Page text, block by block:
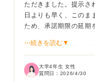
ただきました。提示さ
日よりも早く、このま
ため、承諾期限の延期
企業に対して期限の延
「志望度が低い」とみ
⋯続きを読む▼
大学4年生 女性
質問日： 2026/4/30